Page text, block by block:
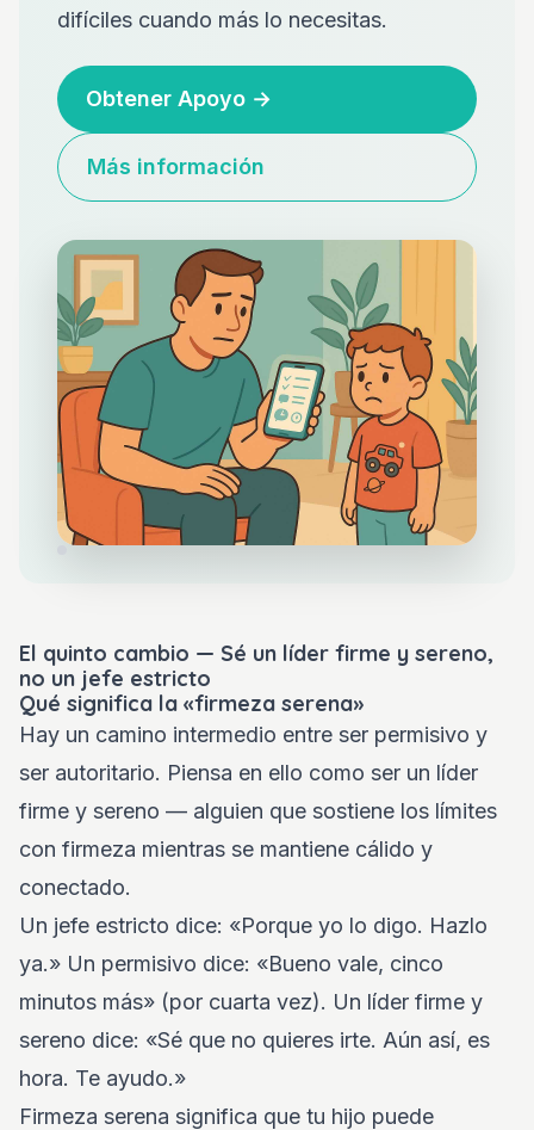
difíciles cuando más lo necesitas.
Obtener Apoyo →
Más información
El quinto cambio — Sé un líder firme y sereno,
no un jefe estricto
Qué significa la «firmeza serena»
Hay un camino intermedio entre ser permisivo y
ser autoritario. Piensa en ello como ser un líder
firme y sereno — alguien que sostiene los límites
con firmeza mientras se mantiene cálido y
conectado.
Un jefe estricto dice: «Porque yo lo digo. Hazlo
ya.» Un permisivo dice: «Bueno vale, cinco
minutos más» (por cuarta vez). Un líder firme y
sereno dice: «Sé que no quieres irte. Aún así, es
hora. Te ayudo.»
Firmeza serena significa que tu hijo puede